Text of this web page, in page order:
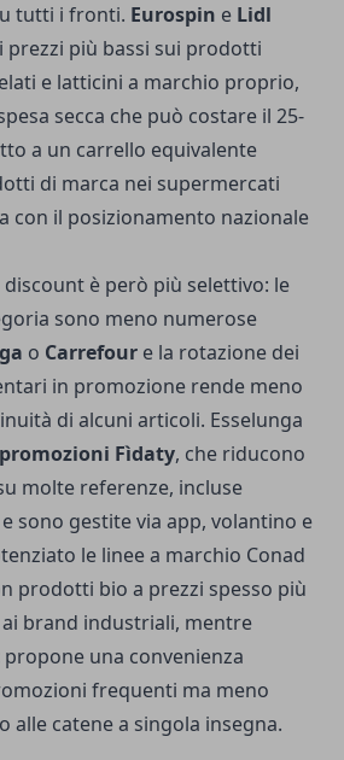
tutti i fronti. Eurospin e Lidl
più bassi sui prodotti
e latticini a marchio proprio,
secca che può costare il 25-
a un carrello equivalente
di marca nei supermercati
con il posizionamento nazionale
è però più selettivo: le
sono meno numerose
o Carrefour e la rotazione dei
in promozione rende meno
di alcuni articoli. Esselunga
promozioni Fìdaty, che riducono
molte referenze, incluse
sono gestite via app, volantino e
le linee a marchio Conad
prodotti bio a prezzi spesso più
brand industriali, mentre
propone una convenienza
frequenti ma meno
catene a singola insegna.